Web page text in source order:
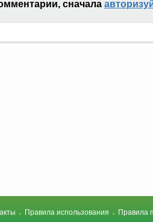
сначала
Правила использования Правила